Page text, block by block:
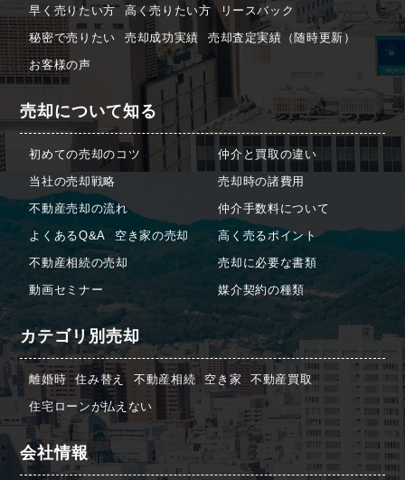
早く売りたい方 高く売りたい方
リースバック
秘密で売りたい
売却成功実績
売却査定実績（随時更新）
お客様の声
売却について知る
初めての売却のコツ
当社の売却戦略
不動産売却の流れ
よくあるQ&A
空き家の売却
不動産相続の売却
動画セミナー
仲介と買取の違い
売却時の諸費用
仲介手数料について
高く売るポイント
売却に必要な書類
媒介契約の種類
カテゴリ別売却
離婚時 住み替え 不動産相続 空き家
不動産買取
住宅ローンが払えない
会社情報